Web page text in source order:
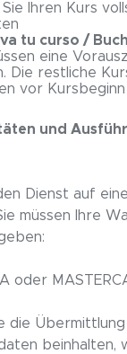
Sie Ihren Kurs
tu curso /
eine
Die restliche
vor
und
Dienst auf
müssen Ihre
oder
die
beinhalten,